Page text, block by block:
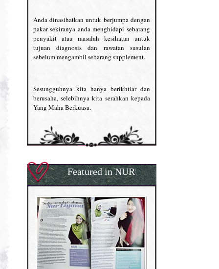
Anda dinasihatkan untuk berjumpa dengan
pakar sekiranya anda menghidapi sebarang
penyakit atau masalah kesihatan untuk
tujuan diagnosis dan rawatan susulan
sebelum mengambil sebarang supplement.
Sesungguhnya kita hanya berikhtiar dan
berusaha, selebihnya kita serahkan kepada
Yang Maha Berkuasa.
Featured in NUR